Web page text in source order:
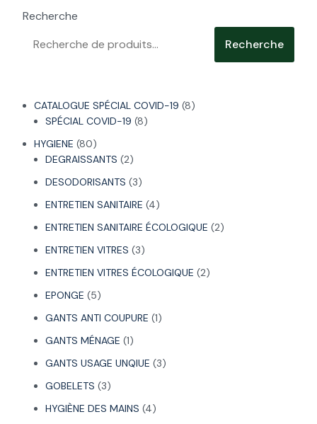
Recherche
Recherche
CATALOGUE SPÉCIAL COVID-19 8
SPÉCIAL COVID-19 8
HYGIENE 80
DEGRAISSANTS 2
DESODORISANTS
3
ENTRETIEN SANITAIRE 4
ENTRETIEN SANITAIRE ÉCOLOGIQUE 2
ENTRETIEN VITRES
3
ENTRETIEN VITRES ÉCOLOGIQUE 2
EPONGE
5
GANTS ANTI COUPURE 1
GANTS MÉNAGE 1
GANTS USAGE UNQIUE
3
GOBELETS
3
HYGIÈNE DES MAINS 4